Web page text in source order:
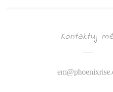
Kontaktuj
em@